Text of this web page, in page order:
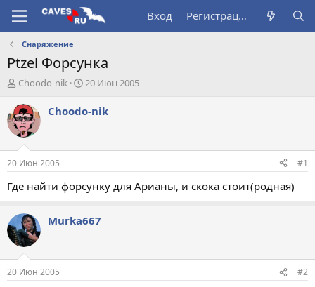
Вход Регистрация
Снаряжение
Ptzel Форсунка
А
т
о
р
т
е
м
ы
Choodo-nik
Д
т
а
л
а
20 Июн 2005
Choodo-nik
20 Июн 2005 #1
Где найти форсунку для Арианы, и скока стоит(родная)
Murka667
20 Июн 2005 #2